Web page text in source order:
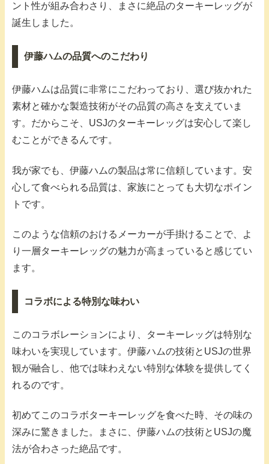
ント性が組み合わさり、まさに絶品のターキーレッグが
誕生しました。
伊藤ハムの品質へのこだわり
伊藤ハムは品質に非常にこだわっており、選び抜かれた
素材と確かな製造技術がその品質の高さを支えていま
す。だからこそ、USJのターキーレッグは安心して楽し
むことができるんです。
我が家でも、伊藤ハムの製品は常に信頼しています。安
心して食べられる品質は、家族にとっても大切なポイン
トです。
このような信頼のおけるメーカーが手掛けることで、よ
り一層ターキーレッグの魅力が高まっていると感じてい
ます。
コラボによる特別な味わい
このコラボレーションにより、ターキーレッグは特別な
味わいを実現しています。伊藤ハムの技術とUSJの世界
観が融合し、他では味わえない特別な体験を提供してく
れるのです。
初めてこのコラボターキーレッグを食べた時、その味の
深みに驚きました。まさに、伊藤ハムの技術とUSJの魔
法が合わさった絶品です。